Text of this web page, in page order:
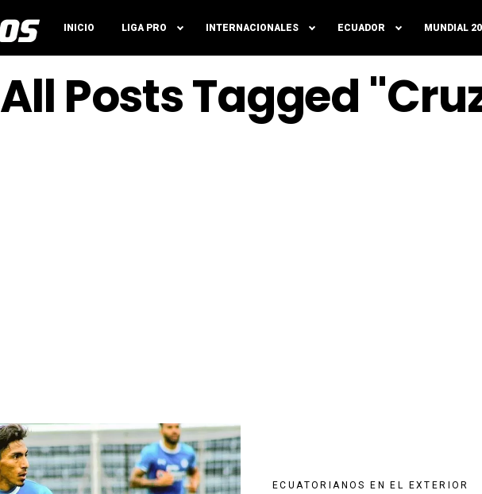
INICIO LIGA PRO INTERNACIONALES ECUADOR MUNDIAL
All Posts Tagged
ECUATORIANOS EN EL EXTERIOR